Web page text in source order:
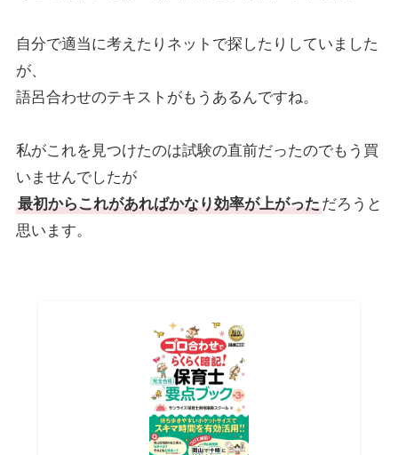
自分で適当に考えたりネットで探したりしていました
が、
語呂合わせのテキストがもうあるんですね。
私がこれを見つけたのは試験の直前だったのでもう買
いませんでしたが
最初からこれがあればかなり効率が上がっただろうと
思います。